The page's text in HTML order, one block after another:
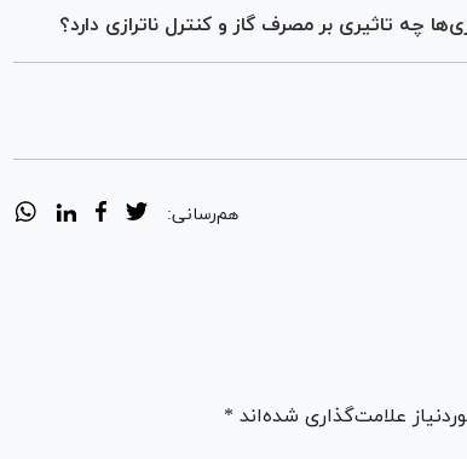
چه تاثیری بر مصرف گاز و کنترل ناترازی دارد؟
هم‌رسانی:
علامت‌گذاری شده‌اند *